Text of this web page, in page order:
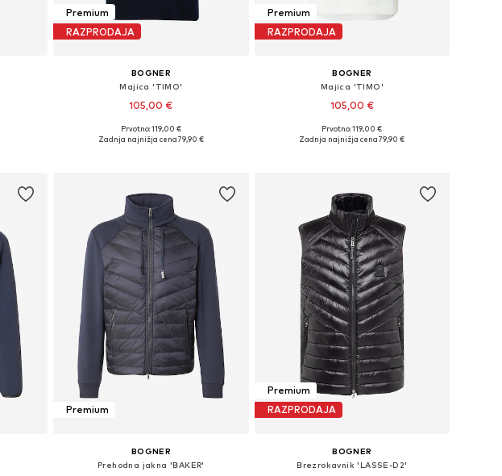
Premium
RAZPRODAJA
BOGNER
Majica 'TIMO'
105,00 €
+1
Razpoložljive velikosti: S, M, L, XL, XXL
Prvotno: 119,00 €
Zadnja najnižja cena79,90 €
Premium
RAZPRODAJA
BOGNER
Majica 'TIMO'
105,00 €
+ 1
Prvotno: 119,00 €
Zadnja najnižja cena79,90 €
Premium
BOGNER
Prehodna jakna 'BAKER'
Premium
RAZPRODAJA
BOGNER
Brezrokavnik 'LASSE-D2'